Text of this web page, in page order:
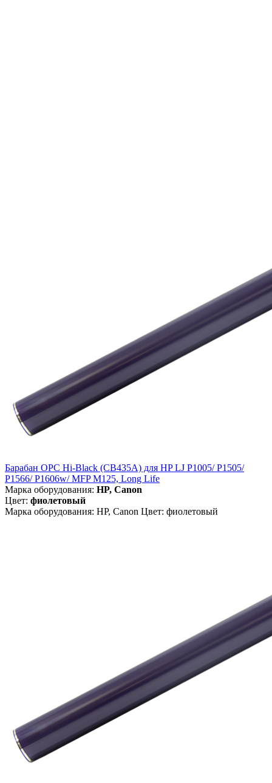
Барабан OPC Hi-Black (CB435A) для HP LJ P1005/ P1505/
P1566/ P1606w/ MFP M125, Long Life
Марка оборудования: HP, Canon
Цвет: фиолетовый
Марка оборудования: HP, Canon Цвет: фиолетовый